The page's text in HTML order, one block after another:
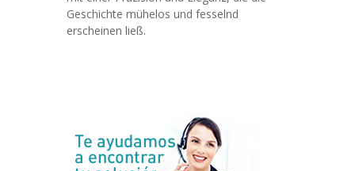
Geschichte mühelos und fesselnd
erscheinen ließ.